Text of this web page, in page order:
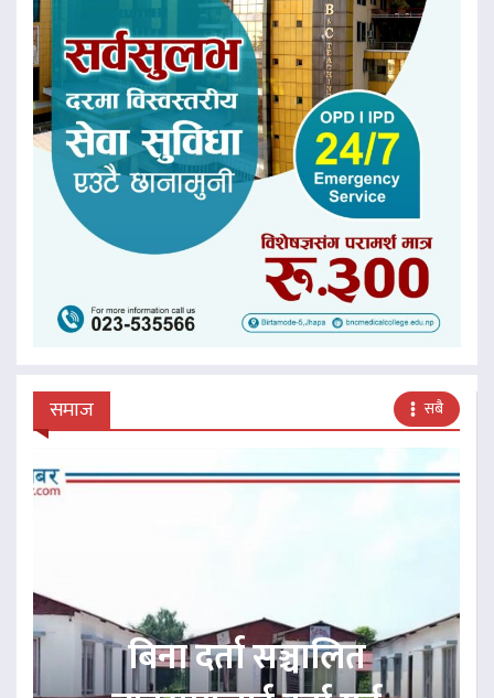
समाज सबै
बिना दर्ता सञ्चालित